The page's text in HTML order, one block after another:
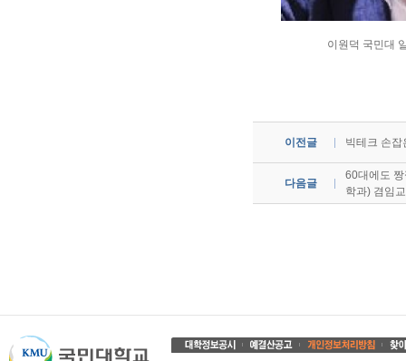
이원덕 국민대 일
이전글 빅테크 손잡
다음글
60대에도
학과) 겸임